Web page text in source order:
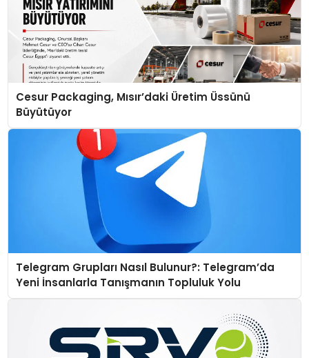
Cesur Packaging, Mısır’daki Üretim Üssünü
Büyütüyor
Telegram Grupları Nasıl Bulunur?: Telegram’da
Yeni İnsanlarla Tanışmanın Topluluk Yolu